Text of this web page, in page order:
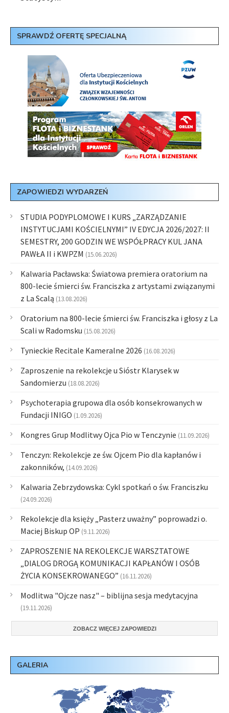
SPRAWDŹ OFERTĘ SPECJALNĄ
ZAPOWIEDZI WYDARZEŃ
STUDIA PODYPLOMOWE I KURS „ZARZĄDZANIE
INSTYTUCJAMI KOŚCIELNYMI” IV EDYCJA 2026/2027: II
SEMESTRY, 200 GODZIN WE WSPÓŁPRACY KUL JANA
PAWŁA II i KWPZM (15.06.2026)
Kalwaria Pacławska: Światowa premiera oratorium na
800-lecie śmierci św. Franciszka z artystami związanymi
z La Scalą (13.08.2026)
Oratorium na 800-lecie śmierci św. Franciszka i głosy z La
Scali w Radomsku (15.08.2026)
Tynieckie Recitale Kameralne 2026 (16.08.2026)
Zaproszenie na rekolekcje u Sióstr Klarysek w
Sandomierzu (18.08.2026)
Psychoterapia grupowa dla osób konsekrowanych w
Fundacji INIGO (1.09.2026)
Kongres Grup Modlitwy Ojca Pio w Tenczynie (11.09.2026)
Tenczyn: Rekolekcje ze św. Ojcem Pio dla kapłanów i
zakonników, (14.09.2026)
Kalwaria Zebrzydowska: Cykl spotkań o św. Franciszku
(24.09.2026)
Rekolekcje dla księży „Pasterz uważny” poprowadzi o.
Maciej Biskup OP (9.11.2026)
ZAPROSZENIE NA REKOLEKCJE WARSZTATOWE
„DIALOG DROGĄ KOMUNIKACJI KAPŁANÓW I OSÓB
ŻYCIA KONSEKROWANEGO” (16.11.2026)
Modlitwa "Ojcze nasz" – biblijna sesja medytacyjna
(19.11.2026)
ZOBACZ WIĘCEJ ZAPOWIEDZI
GALERIA